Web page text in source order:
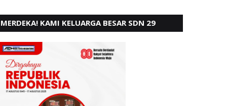
MERDEKA! KAMI KELUARGA BESAR SDN 29
MENGUCAPKAN HUT RI KE - 80